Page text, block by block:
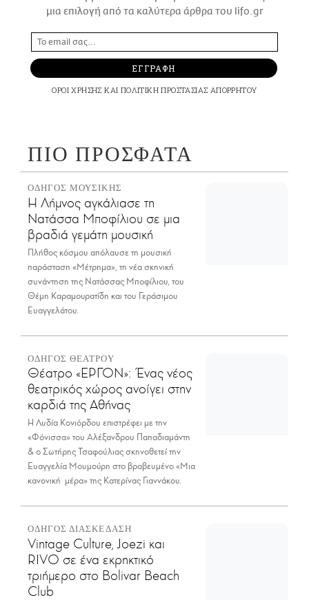
μια επιλογή από τα καλύτερα άρθρα του lifo.gr
ΕΓΓΡΑΦΗ
ΟΡΟΙ ΧΡΗΣΗΣ ΚΑΙ ΠΟΛΙΤΙΚΗ ΠΡΟΣΤΑΣΙΑΣ ΑΠΟΡΡΗΤΟΥ
ΠΙΟ ΠΡΟΣΦΑΤΑ
ΟΔΗΓΟΣ ΜΟΥΣΙΚΗΣ
Η Λήμνος αγκάλιασε τη
Νατάσσα Μποφίλιου σε μια
βραδιά γεμάτη μουσική
Πλήθος κόσμου απόλαυσε τη μουσική
παράσταση «Μέτρημα», τη νέα σκηνική
συνάντηση της Νατάσσας Μποφίλιου, του
Θέμη Καραμουρατίδη και του Γεράσιμου
Ευαγγελάτου.
ΟΔΗΓΟΣ ΘΕΑΤΡΟΥ
Θέατρο «ΕΡΓΟΝ»: Ένας νέος
θεατρικός χώρος ανοίγει στην
καρδιά της Αθήνας
Η Λυδία Κονιόρδου επιστρέφει με την
«Φόνισσα» του Αλέξανδρου Παπαδιαμάντη
& ο Σωτήρης Τσαφούλιας σκηνοθετεί την
Ευαγγελία Μουμούρη στο βραβευμένο «Μια
κανονική μέρα» της Κατερίνας Γιαννάκου.
ΟΔΗΓΟΣ ΔΙΑΣΚΕΔΑΣΗ
Vintage Culture, Joezi και
RIVO σε ένα εκρηκτικό
τριήμερο στο Bolivar Beach
Club